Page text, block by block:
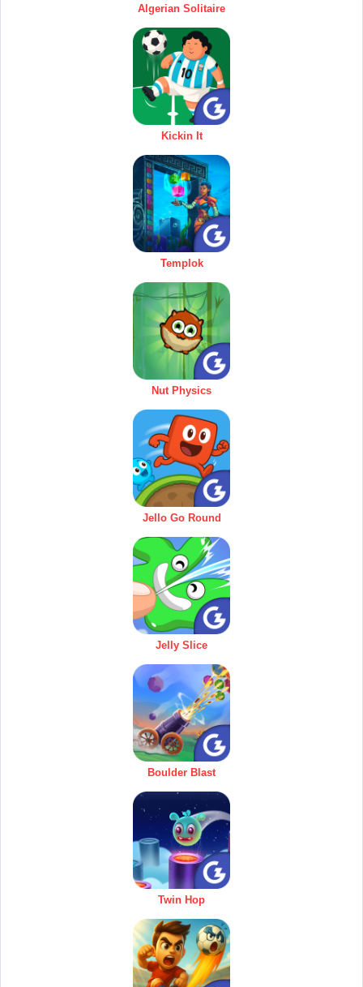
Algerian Solitaire
Kickin It
Templok
Nut Physics
Jello Go Round
Jelly Slice
Boulder Blast
Twin Hop